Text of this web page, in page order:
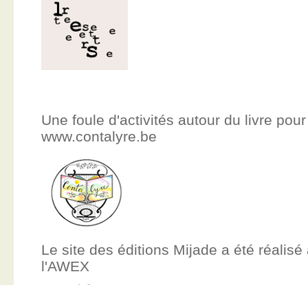
Une foule d'activités autour du livre
www.contalyre.be
Le site des éditions Mijade a été réalisé
l'AWEX